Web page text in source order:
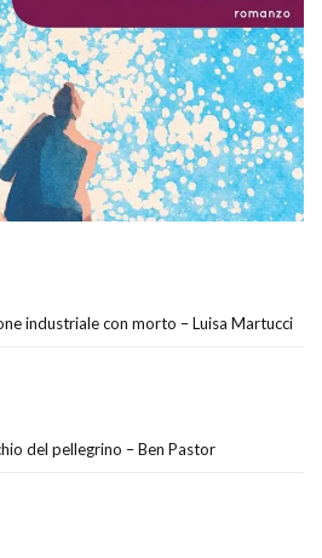
industriale con morto – Luisa Martucci
del pellegrino – Ben Pastor